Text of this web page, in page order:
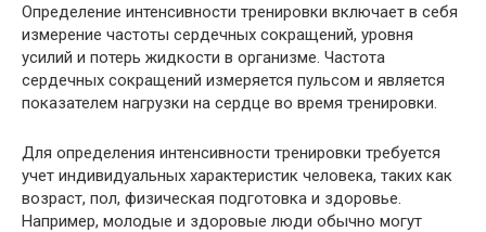
Определение интенсивности тренировки включает в себя
измерение частоты сердечных сокращений, уровня
усилий и потерь жидкости в организме. Частота
сердечных сокращений измеряется пульсом и является
показателем нагрузки на сердце во время тренировки.
Для определения интенсивности тренировки требуется
учет индивидуальных характеристик человека, таких как
возраст, пол, физическая подготовка и здоровье.
Например, молодые и здоровые люди обычно могут